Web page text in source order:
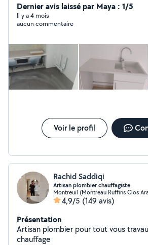
prestations
Dernier avis laissé par Maya : 1/5
Il y a 4 mois
aucun commentaire
Voir le profil
Rachid Saddiqi
Artisan plombier chauffagiste
Montreuil (Montreau Ruffins Clos
4,9/5 (149 avis)
Présentation
Artisan plombier pour tout vous
chauffage